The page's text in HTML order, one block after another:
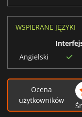
WSPIERANE JĘZYKI
Angielski
Ocena
użytkowników